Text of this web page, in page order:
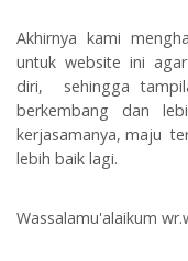
Akhirnya kami
untuk website ini
diri, sehingga
berkembang dan
kerjasamanya, maju
lebih baik lagi.
Wassalamu'alaikum